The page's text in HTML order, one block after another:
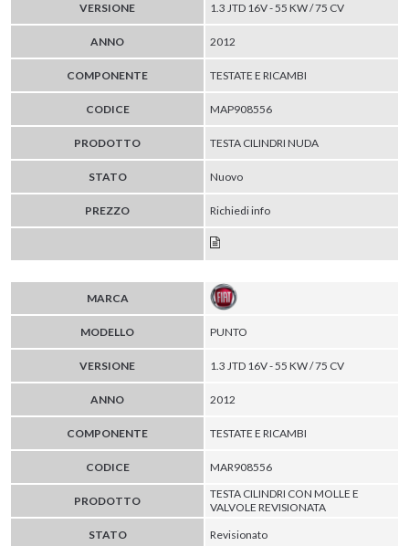
VERSIONE 1.3 JTD 16V - 55 KW / 75 CV
ANNO 2012
COMPONENTE TESTATE E RICAMBI
CODICE MAP908556
PRODOTTO TESTA CILINDRI NUDA
STATO Nuovo
PREZZO Richiedi info
MARCA
MODELLO PUNTO
VERSIONE 1.3 JTD 16V - 55 KW / 75 CV
ANNO 2012
COMPONENTE TESTATE E RICAMBI
CODICE MAR908556
PRODOTTO
TESTA CILINDRI CON MOLLE E
VALVOLE REVISIONATA
STATO
Revisionato